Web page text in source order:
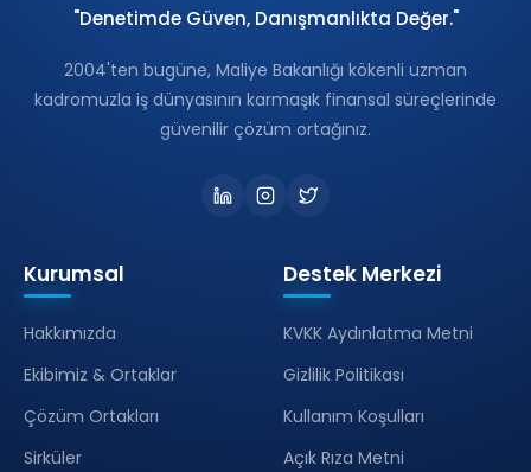
"Denetimde Güven, Danışmanlıkta Değer."
2004'ten bugüne, Maliye Bakanlığı kökenli uzman
kadromuzla iş dünyasının karmaşık finansal süreçlerinde
güvenilir çözüm ortağınız.
Kurumsal
Hakkımızda
Ekibimiz & Ortaklar
Çözüm Ortakları
Sirküler
Destek Merkezi
KVKK Aydınlatma Metni
Gizlilik Politikası
Kullanım Koşulları
Açık Rıza Metni